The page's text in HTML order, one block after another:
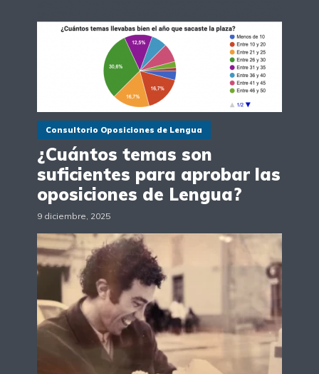
Consultorio Oposiciones de Lengua
¿Cuántos temas son
suficientes para aprobar las
oposiciones de Lengua?
9 diciembre, 2025